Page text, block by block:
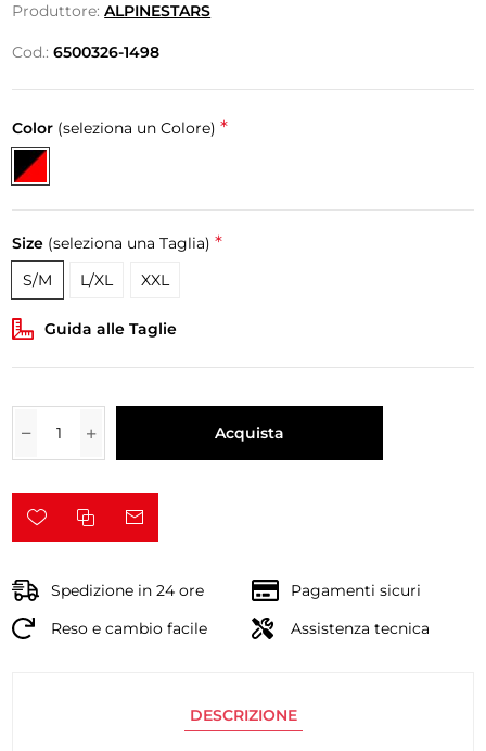
Produttore: ALPINESTARS
Cod.: 6500326-1498
Color (seleziona un Colore) *
Size (seleziona una Taglia) *
S/M L/XL XXL
Guida alle Taglie
Acquista
Spedizione in 24 ore
Pagamenti sicuri
Reso e cambio facile
Assistenza tecnica
DESCRIZIONE